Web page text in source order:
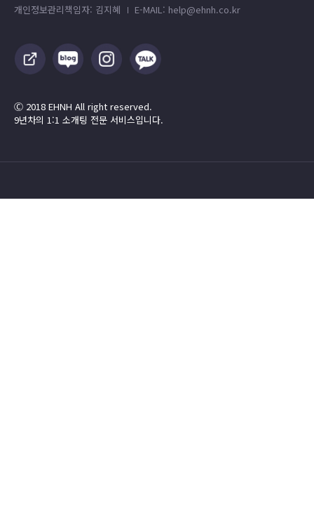
개인정보관리책임자: 김지혜
E-MAIL: help@ehnh.co.kr
Ⓒ 2018 EHNH All right reserved.
9년차의 1:1 소개팅 전문 서비스입니다.